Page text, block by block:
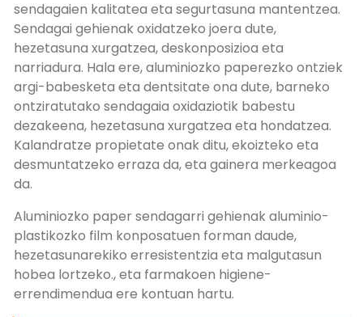
sendagaien kalitatea eta segurtasuna mantentzea.
Sendagai gehienak oxidatzeko joera dute,
hezetasuna xurgatzea, deskonposizioa eta
narriadura. Hala ere, aluminiozko paperezko ontziek
argi-babesketa eta dentsitate ona dute, barneko
ontziratutako sendagaia oxidaziotik babestu
dezakeena, hezetasuna xurgatzea eta hondatzea.
Kalandratze propietate onak ditu, ekoizteko eta
desmuntatzeko erraza da, eta gainera merkeagoa
da.
Aluminiozko paper sendagarri gehienak aluminio-
plastikozko film konposatuen forman daude,
hezetasunarekiko erresistentzia eta malgutasun
hobea lortzeko., eta farmakoen higiene-
errendimendua ere kontuan hartu.